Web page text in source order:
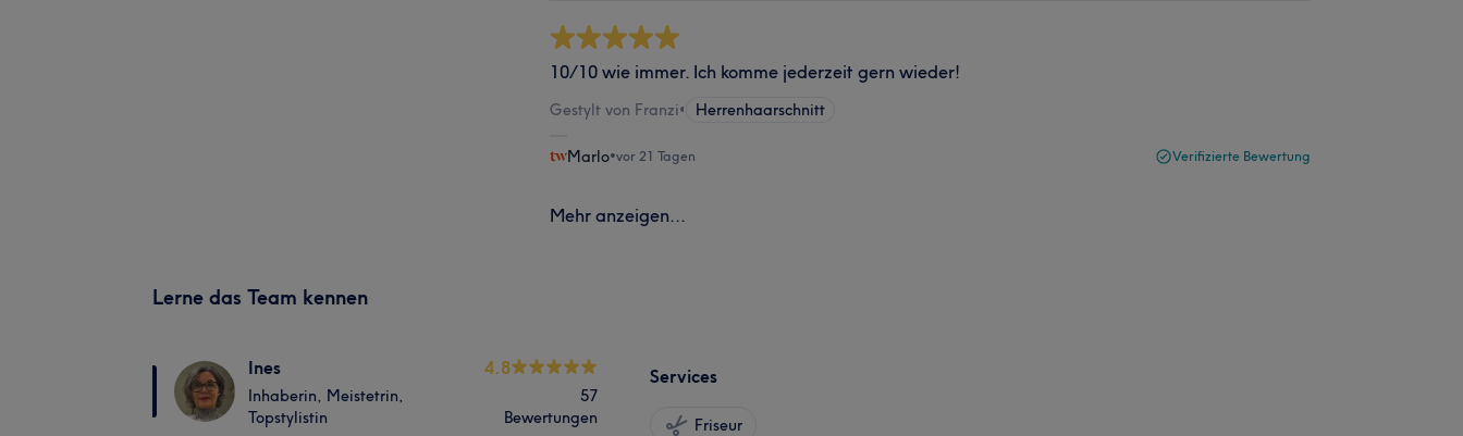
10/10 wie immer. Ich komme jederzeit gern wieder!
Gestylt von Franzi• Herrenhaarschnitt
Marlo•vor 21 Tagen Verifizierte Bewertung
Mehr anzeigen...
Lerne das Team kennen
Ines
Inhaberin, Meistetrin,
Topstylistin
4.8
57
Bewertungen
Services
Friseur